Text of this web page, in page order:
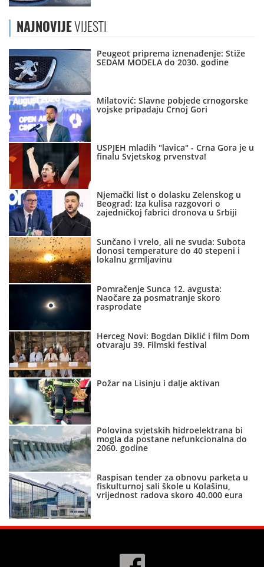
NAJNOVIJEVIJESTI
Peugeot priprema iznenađenje: Stiže
SEDAM MODELA do 2030. godine
Milatović: Slavne pobjede crnogorske
vojske pripadaju Crnoj Gori
USPJEH mladih "lavica" - Crna Gora je u
finalu Svjetskog prvenstva!
Njemački list o dolasku Zelenskog u
Beograd: Iza kulisa razgovori o
zajedničkoj fabrici dronova u Srbiji
Sunčano i vrelo, ali ne svuda: Subota
donosi temperature do 40 stepeni i
lokalnu grmljavinu
Pomračenje Sunca 12. avgusta:
Naočare za posmatranje skoro
rasprodate
Herceg Novi: Bogdan Diklić i film Dom
otvaraju 39. Filmski festival
Požar na Lisinju i dalje aktivan
Polovina svjetskih hidroelektrana bi
mogla da postane nefunkcionalna do
2060. godine
Raspisan tender za obnovu parketa u
fiskulturnoj sali škole u Kolašinu,
vrijednost radova skoro 40.000 eura